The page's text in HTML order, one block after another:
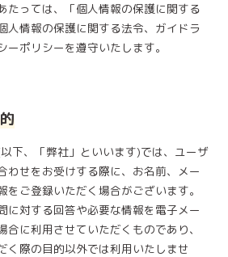
たっては、「個人情報の保護に関する
人情報の保護に関する法令、ガイドラ
ーポリシーを遵守いたします。
下、「弊社」といいます)では、ユーザ
わせをお受けする際に、お名前、メー
をご登録いただく場合がございます。
に対する回答や必要な情報を電子メー
合に利用させていただくものであり、
く際の目的以外では利用いたしませ